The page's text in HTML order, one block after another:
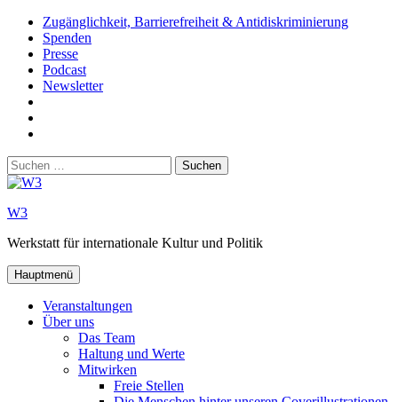
Zum
Inhalt
springen
Zugänglichkeit, Barrierefreiheit & Antidiskriminierung
Spenden
Presse
Podcast
Newsletter
Youtube
Suchen
nach:
W3
Werkstatt für internationale Kultur und Politik
Hauptmenü
Veranstaltungen
Über uns
Das Team
Haltung und Werte
Mitwirken
Freie Stellen